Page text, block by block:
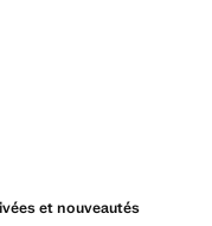
et nouveautés